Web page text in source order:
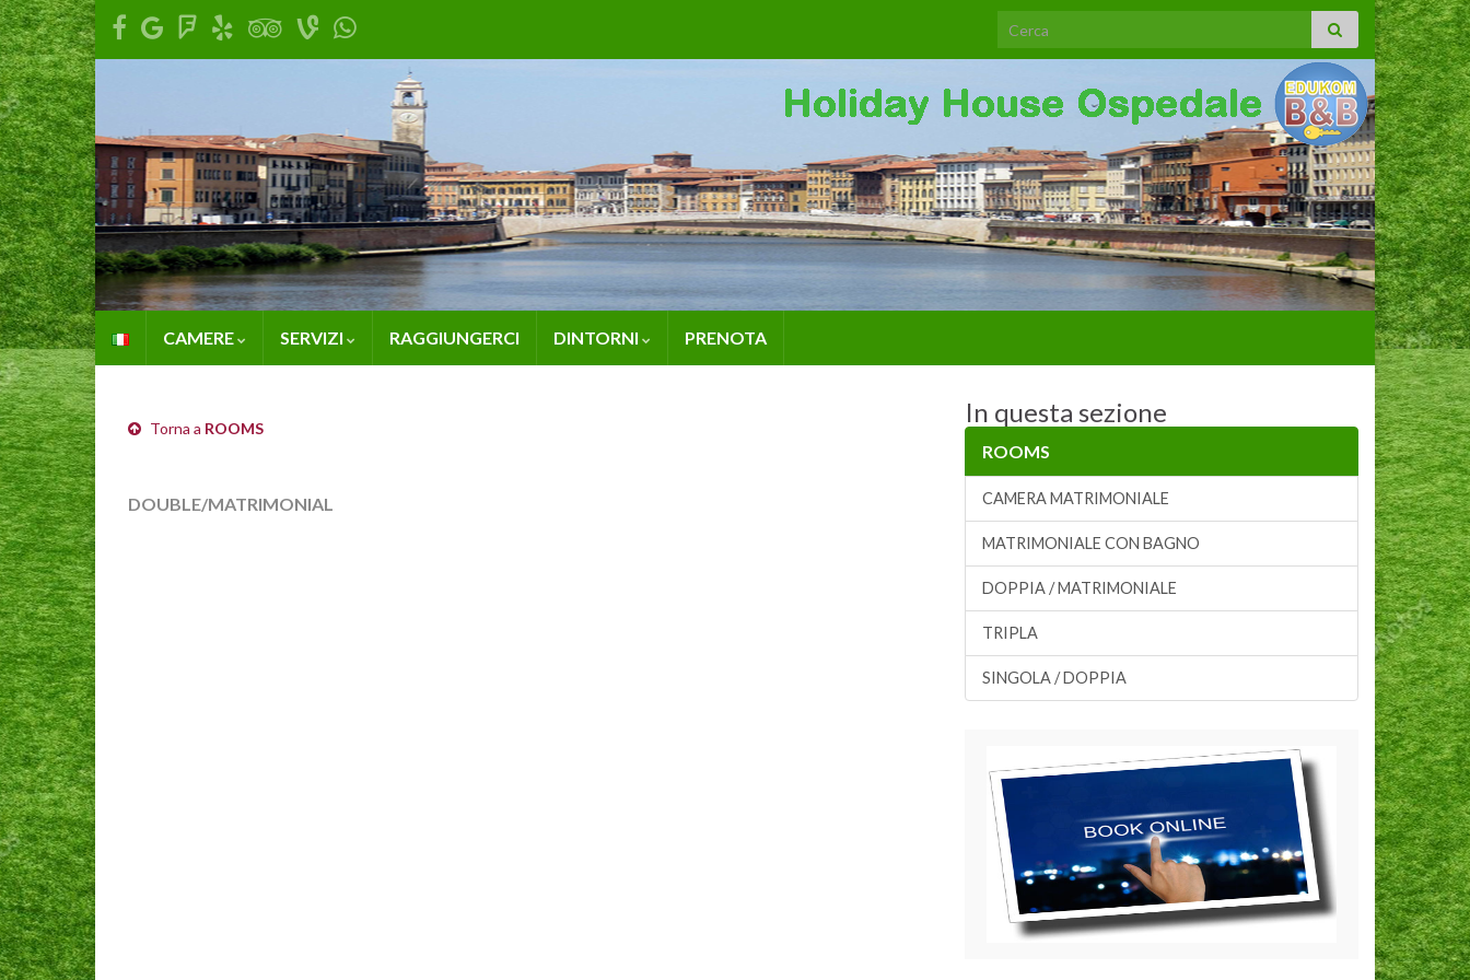
Search for:
CAMERE SERVIZI RAGGIUNGERCI DINTORNI PRENOTA
Torna a ROOMS
DOUBLE/MATRIMONIAL
In questa sezione
ROOMS
CAMERA MATRIMONIALE
MATRIMONIALE CON BAGNO
DOPPIA / MATRIMONIALE
TRIPLA
SINGOLA / DOPPIA